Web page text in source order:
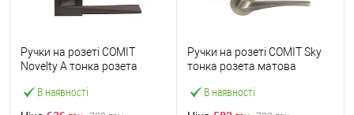
В наявності
Ручки на розеті COMIT
Novelty А тонка розета
В наявності
Ручки на розеті COMIT Sky
тонка розета матова